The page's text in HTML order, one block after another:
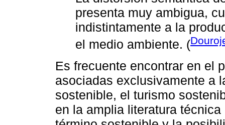
presenta muy ambigua,
indistintamente a la
el medio ambiente. (
Es frecuente encontrar en el
asociadas exclusivamente a
sostenible, el turismo
en la amplia literatura